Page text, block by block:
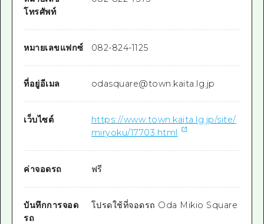
โทรศัพท์
หมายเลขแฟกซ์ 082-824-1125
ที่อยู่อีเมล odasquare@town.kaita.lg.jp
เว็บไซต์
https://www.town.kaita.lg.jp/site/
miryoku/17703.html
ค่าจอดรถ ฟรี
บันทึกการจอด
รถ
โปรดใช้ที่จอดรถ Oda Mikio Square